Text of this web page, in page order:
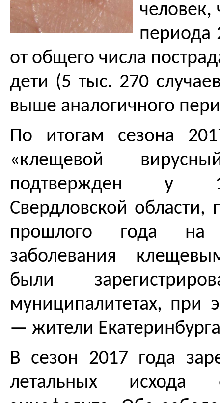
человек,
периода
от общего числа
дети (5 тыс. 270
выше аналогичного
По итогам сезона
«клещевой
подтвержден у
Свердловской области,
прошлого года на
заболевания
были
муниципалитетах, при
— жители
В сезон 2017 года
летальных исхода